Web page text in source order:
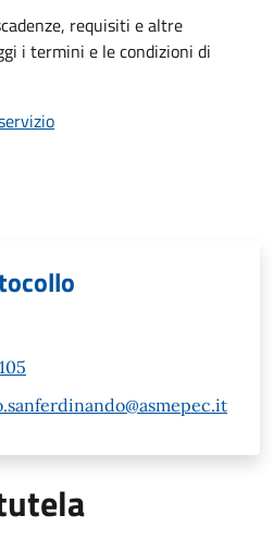
requisiti e altre
i termini e le condizioni di